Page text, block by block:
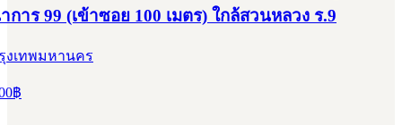
าร 99 (เข้าซอย 100 เมตร) ใกล้สวนหลวง ร.9
งเทพมหานคร
฿